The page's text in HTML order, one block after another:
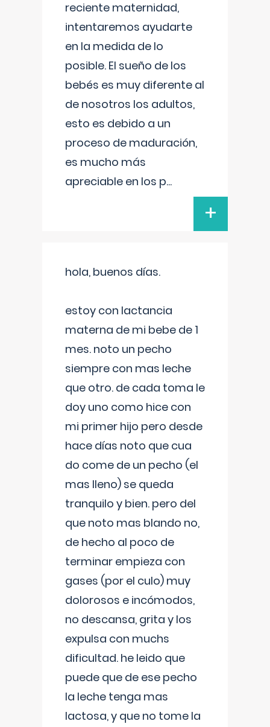
reciente maternidad,
intentaremos ayudarte
en la medida de lo
posible. El sueño de los
bebés es muy diferente al
de nosotros los adultos,
esto es debido a un
proceso de maduración,
es mucho más
apreciable en los p...
+
hola, buenos días.
estoy con lactancia
materna de mi bebe de 1
mes. noto un pecho
siempre con mas leche
que otro. de cada toma le
doy uno como hice con
mi primer hijo pero desde
hace días noto que cua
do come de un pecho (el
mas lleno) se queda
tranquilo y bien. pero del
que noto mas blando no,
de hecho al poco de
terminar empieza con
gases (por el culo) muy
dolorosos e incómodos,
no descansa, grita y los
expulsa con muchs
dificultad. he leido que
puede que de ese pecho
la leche tenga mas
lactosa, y que no tome la